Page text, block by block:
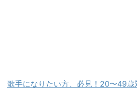
歌手になりたい方、必見！20〜49歳